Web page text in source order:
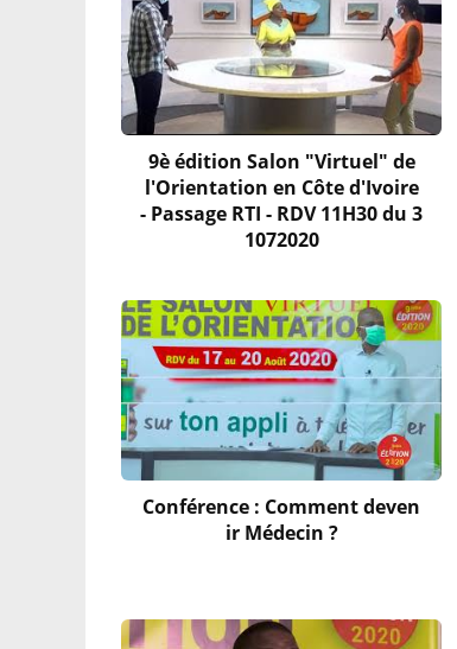
9è édition Salon "Virtuel" de
l'Orientation en Côte d'Ivoire
- Passage RTI - RDV 11H30 du 3
1072020
Conférence : Comment deven
ir Médecin ?